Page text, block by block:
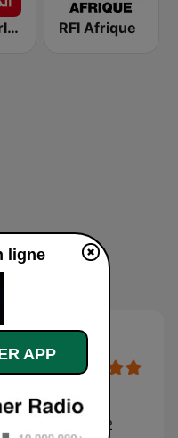
Montecarlo al doualiya (مونت كارلو الدولية) RFI Afrique
limite. Rap,
unique 24h/2
ligne
APP